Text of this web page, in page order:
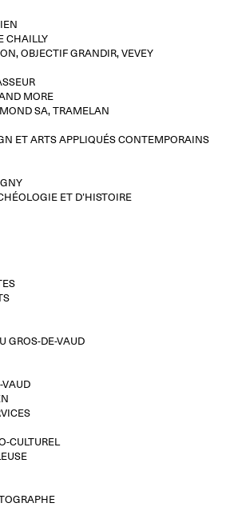
CHAILLY
OBJECTIF GRANDIR, VEVEY
MORE
SA, TRAMELAN
ET ARTS APPLIQUÉS CONTEMPORAINS
ET D’HISTOIRE
GROS-DE-VAUD
VAUD
CULTUREL